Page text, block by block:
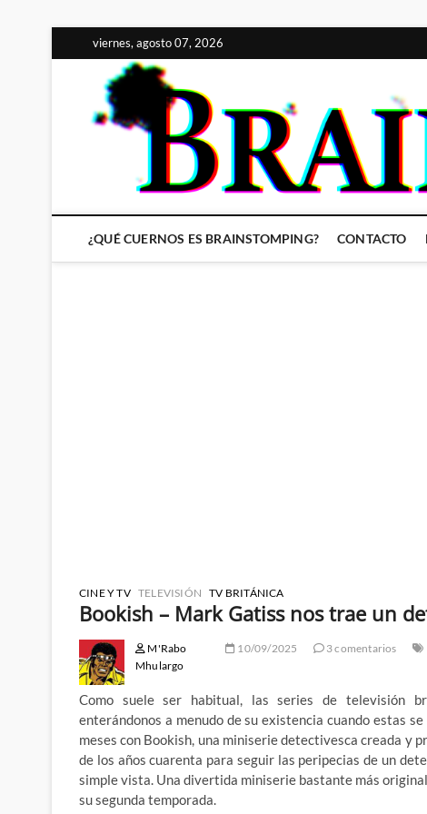
al
contenido
viernes, agosto 07, 2026
¿QUÉ CUERNOS ES BRAINSTOMPING? CONTACTO
CINE Y TV TELEVISIÓN TV BRITÁNICA
Bookish – Mark Gatiss nos trae un
M'Rabo
Mhulargo
10/09/2025 3 comentarios
Como suele ser habitual, las series de televisión
enterándonos a menudo de su existencia cuando estas
meses con Bookish, una miniserie detectivesca creada y
de los años cuarenta para seguir las peripecias de un
simple vista. Una divertida miniserie bastante más
su segunda temporada.